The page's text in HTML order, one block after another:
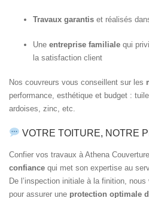
Travaux garantis et réalisés
Une entreprise familiale qui
la satisfaction client
Nos couvreurs vous conseillent sur les
performance, esthétique et budget :
ardoises, zinc, etc.
VOTRE TOITURE, NOTRE
Confier vos travaux à Athena
confiance qui met son expertise au
De l’inspection initiale à la finition,
pour assurer une protection optimale